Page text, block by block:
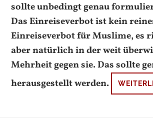
sollte unbedingt genau
Das Einreiseverbot ist kein
Einreiseverbot für Muslime, es
aber natürlich in der weit
Mehrheit gegen sie. Das sollte
herausgestellt werden.